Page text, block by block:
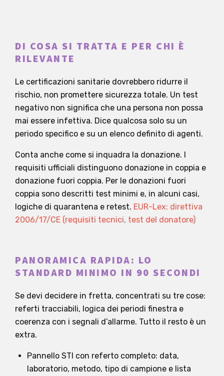
DI COSA SI TRATTA E PER CHI È
RILEVANTE
Le certificazioni sanitarie dovrebbero ridurre il
rischio, non promettere sicurezza totale. Un test
negativo non significa che una persona non possa
mai essere infettiva. Dice qualcosa solo su un
periodo specifico e su un elenco definito di agenti.
Conta anche come si inquadra la donazione. I
requisiti ufficiali distinguono donazione in coppia e
donazione fuori coppia. Per le donazioni fuori
coppia sono descritti test minimi e, in alcuni casi,
logiche di quarantena e retest. EUR-Lex: direttiva
2006/17/CE (requisiti tecnici, test del donatore)
PANORAMICA RAPIDA: LO
STANDARD MINIMO IN 90 SECONDI
Se devi decidere in fretta, concentrati su tre cose:
referti tracciabili, logica dei periodi finestra e
coerenza con i segnali d’allarme. Tutto il resto è un
extra.
Pannello STI con referto completo: data,
laboratorio, metodo, tipo di campione e lista